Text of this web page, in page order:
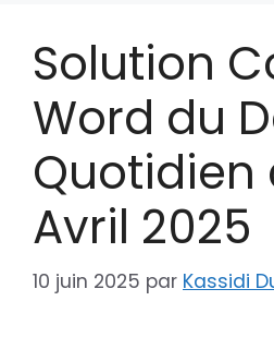
Solution
Word du
Quotidien
Avril 2025
10 juin 2025 par Kassidi